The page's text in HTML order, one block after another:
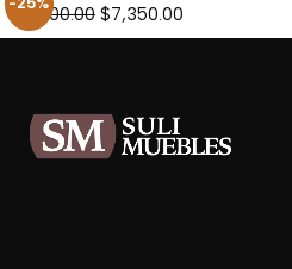
$9,800.00 $7,350.00